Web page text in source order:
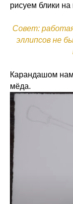
рисуем блики
Совет:
эллипсов не
Карандашом
мёда.